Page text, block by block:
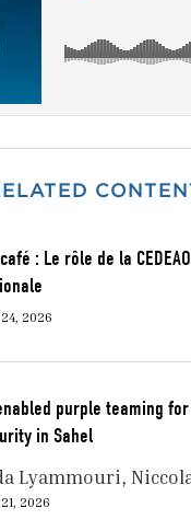
: Le rôle de la
2026
purple teaming
in Sahel
Lyammouri
2026